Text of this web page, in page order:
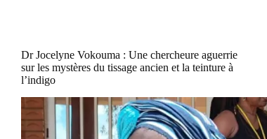
Dr Jocelyne Vokouma : Une chercheure aguerrie
sur les mystères du tissage ancien et la teinture à
l’indigo